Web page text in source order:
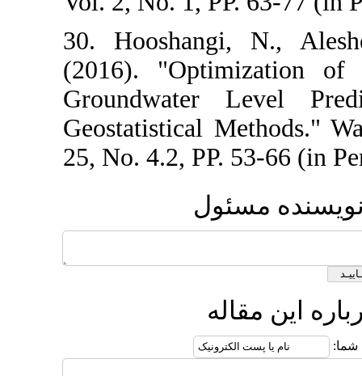
30.
(2016).
Geostatistical
25, No. 4.2,